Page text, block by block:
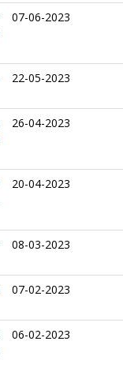
07-06-2023
22-05-2023
26-04-2023
20-04-2023
08-03-2023
07-02-2023
06-02-2023